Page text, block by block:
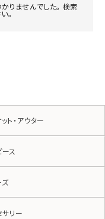
りませんでした。 検索
。
ト・アウター
ス
ズ
サリー